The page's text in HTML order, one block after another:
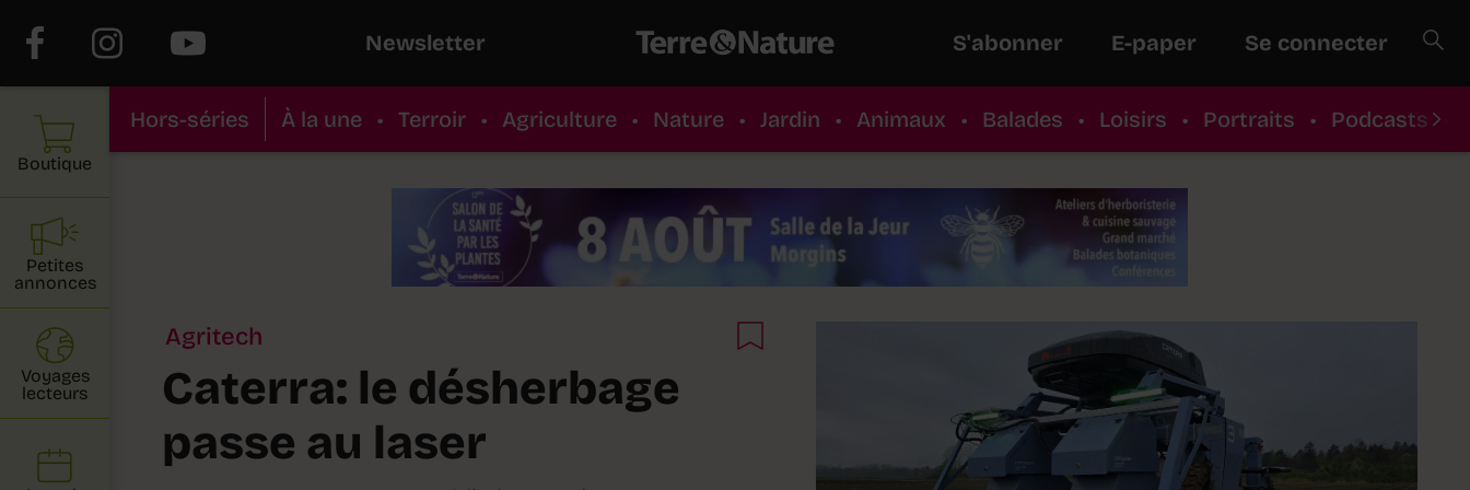
Newsletter S'abonner E-paper Se connecter
Hors-séries À la une • Terroir • Agriculture • Nature • Jardin • Animaux • Balades • Loisirs • Portraits • Podcasts
Agritech
Caterra: le désherbage
passe au laser
Boutique
Petites
annonces
Voyages
lecteurs